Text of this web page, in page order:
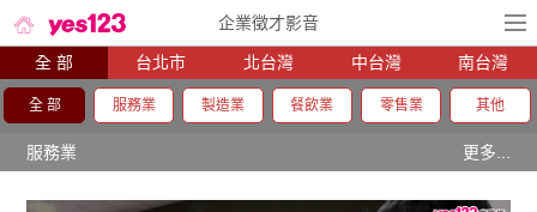
企業徵才影音
全 部 台北市 北台灣 中台灣 南台灣
全 部 服務業 製造業 餐飲業 零售業 其他
服務業 更多...